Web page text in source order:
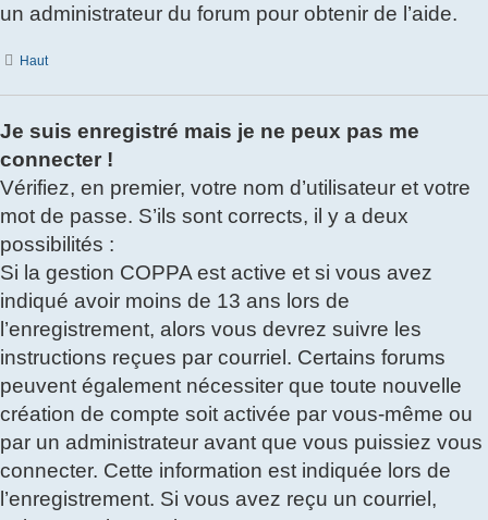
un administrateur du forum pour obtenir de l’aide.
Haut
Je suis enregistré mais je ne peux pas me
connecter !
Vérifiez, en premier, votre nom d’utilisateur et votre
mot de passe. S’ils sont corrects, il y a deux
possibilités :
Si la gestion COPPA est active et si vous avez
indiqué avoir moins de 13 ans lors de
l’enregistrement, alors vous devrez suivre les
instructions reçues par courriel. Certains forums
peuvent également nécessiter que toute nouvelle
création de compte soit activée par vous-même ou
par un administrateur avant que vous puissiez vous
connecter. Cette information est indiquée lors de
l’enregistrement. Si vous avez reçu un courriel,